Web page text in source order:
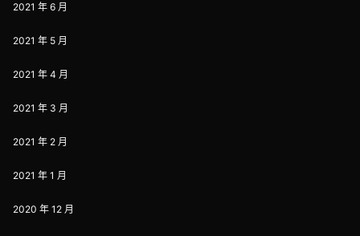
2021 年 6 月
2021 年 5 月
2021 年 4 月
2021 年 3 月
2021 年 2 月
2021 年 1 月
2020 年 12 月